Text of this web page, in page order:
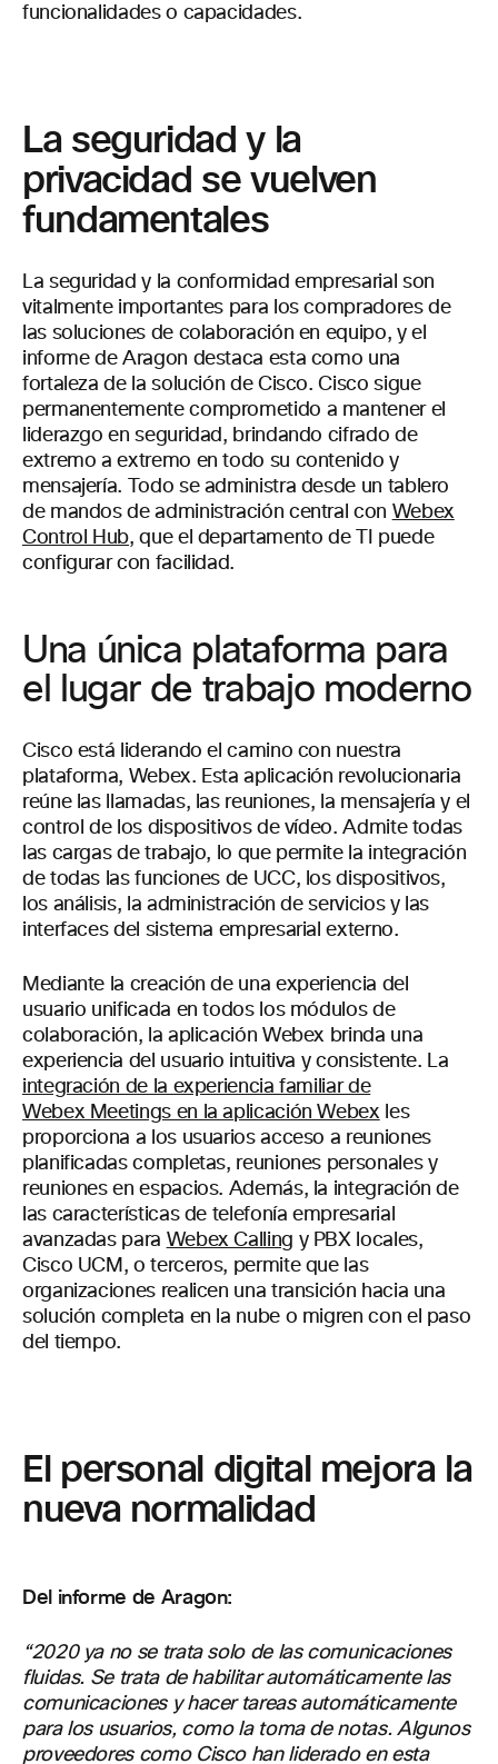
funcionalidades o capacidades.
La seguridad y la
privacidad se vuelven
fundamentales
La seguridad y la conformidad empresarial son
vitalmente importantes para los compradores de
las soluciones de colaboración en equipo, y el
informe de Aragon destaca esta como una
fortaleza de la solución de Cisco. Cisco sigue
permanentemente comprometido a mantener el
liderazgo en seguridad, brindando cifrado de
extremo a extremo en todo su contenido y
mensajería. Todo se administra desde un tablero
de mandos de administración central con Webex
Control Hub, que el departamento de TI puede
configurar con facilidad.
Una única plataforma para
el lugar de trabajo moderno
Cisco está liderando el camino con nuestra
plataforma, Webex. Esta aplicación revolucionaria
reúne las llamadas, las reuniones, la mensajería y el
control de los dispositivos de vídeo. Admite todas
las cargas de trabajo, lo que permite la integración
de todas las funciones de UCC, los dispositivos,
los análisis, la administración de servicios y las
interfaces del sistema empresarial externo.
Mediante la creación de una experiencia del
usuario unificada en todos los módulos de
colaboración, la aplicación Webex brinda una
experiencia del usuario intuitiva y consistente. La
integración de la experiencia familiar de
Webex Meetings en la aplicación Webex les
proporciona a los usuarios acceso a reuniones
planificadas completas, reuniones personales y
reuniones en espacios. Además, la integración de
las características de telefonía empresarial
avanzadas para Webex Calling y PBX locales,
Cisco UCM, o terceros, permite que las
organizaciones realicen una transición hacia una
solución completa en la nube o migren con el paso
del tiempo.
El personal digital mejora la
nueva normalidad
Del informe de Aragon:
“2020 ya no se trata solo de las comunicaciones
fluidas. Se trata de habilitar automáticamente las
comunicaciones y hacer tareas automáticamente
para los usuarios, como la toma de notas. Algunos
proveedores como Cisco han liderado en esta